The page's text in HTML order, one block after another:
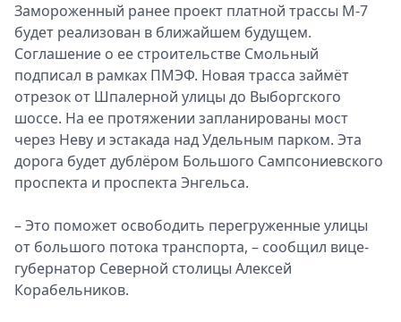
Замороженный ранее проект платной трассы М-7
будет реализован в ближайшем будущем.
Соглашение о ее строительстве Смольный
подписал в рамках ПМЭФ. Новая трасса займёт
отрезок от Шпалерной улицы до Выборгского
шоссе. На ее протяжении запланированы мост
через Неву и эстакада над Удельным парком. Эта
дорога будет дублёром Большого Сампсониевского
проспекта и проспекта Энгельса.
– Это поможет освободить перегруженные улицы
от большого потока транспорта, – сообщил вице-
губернатор Северной столицы Алексей
Корабельников.